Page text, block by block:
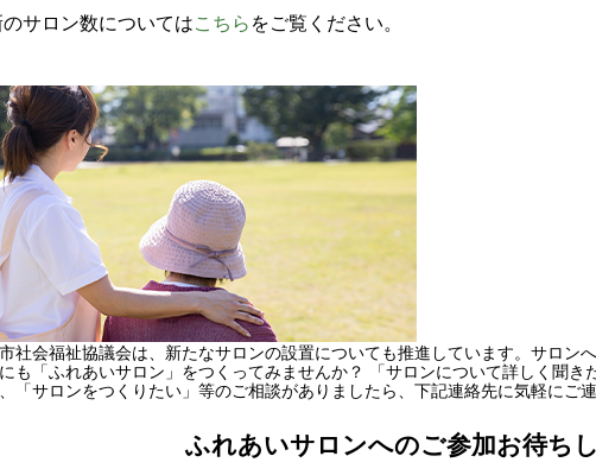
サロン数についてはこちらをご覧ください。
社会福祉協議会は、新たなサロンの設置についても推進しています。サロン
も「ふれあいサロン」をつくってみませんか？ 「サロンについて詳しく聞
「サロンをつくりたい」等のご相談がありましたら、下記連絡先に気軽にご連
ふれあいサロンへのご参加お待ち